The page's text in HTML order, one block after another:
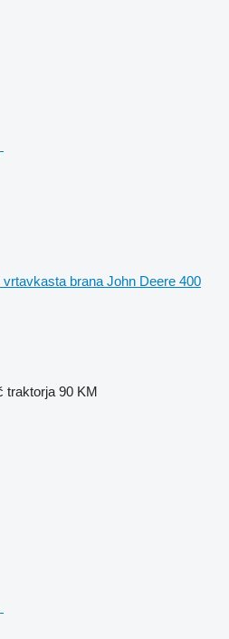
vrtavkasta brana John Deere 400
traktorja 90 KM